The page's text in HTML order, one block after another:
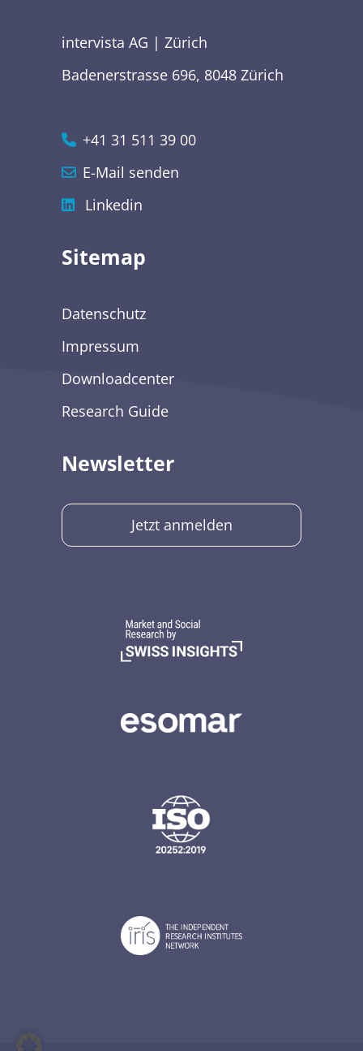
intervista AG | Zürich
Badenerstrasse 696, 8048 Zürich
+41 31 511 39 00
E-Mail senden
Linkedin
Sitemap
Datenschutz
Impressum
Downloadcenter
Research Guide
Newsletter
Jetzt anmelden